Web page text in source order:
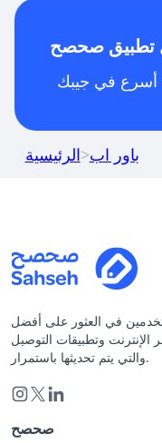
تطبيق صحصح
أسرع في جيبك
الرئيسية>باور اب
في العثور على أفضل
الإنترنت وتطبيقات التوصيل
والتي يتم تحديثها باستمرار.
صحصح